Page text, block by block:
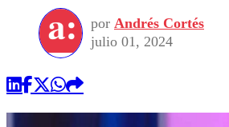
por Andrés Cortés
julio 01, 2024